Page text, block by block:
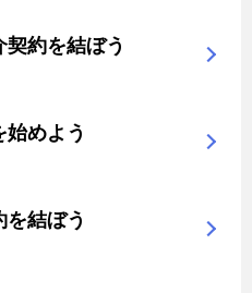
約を結ぼう
めよう
結ぼう